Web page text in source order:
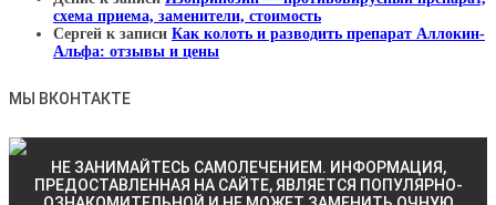
схема приема, заменители, стоимость
Сергей к записи Как колоть и разводить препарат Аллокин-
Альфа: отзывы и цены
МЫ ВКОНТАКТЕ
НЕ ЗАНИМАЙТЕСЬ САМОЛЕЧЕНИЕМ. ИНФОРМАЦИЯ,
ПРЕДОСТАВЛЕННАЯ НА САЙТЕ, ЯВЛЯЕТСЯ ПОПУЛЯРНО-